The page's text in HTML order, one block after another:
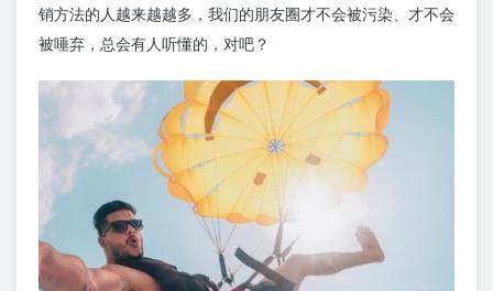
销方法的人越来越越多，我们的朋友圈才不会被污染、才不会
被唾弃，总会有人听懂的，对吧？